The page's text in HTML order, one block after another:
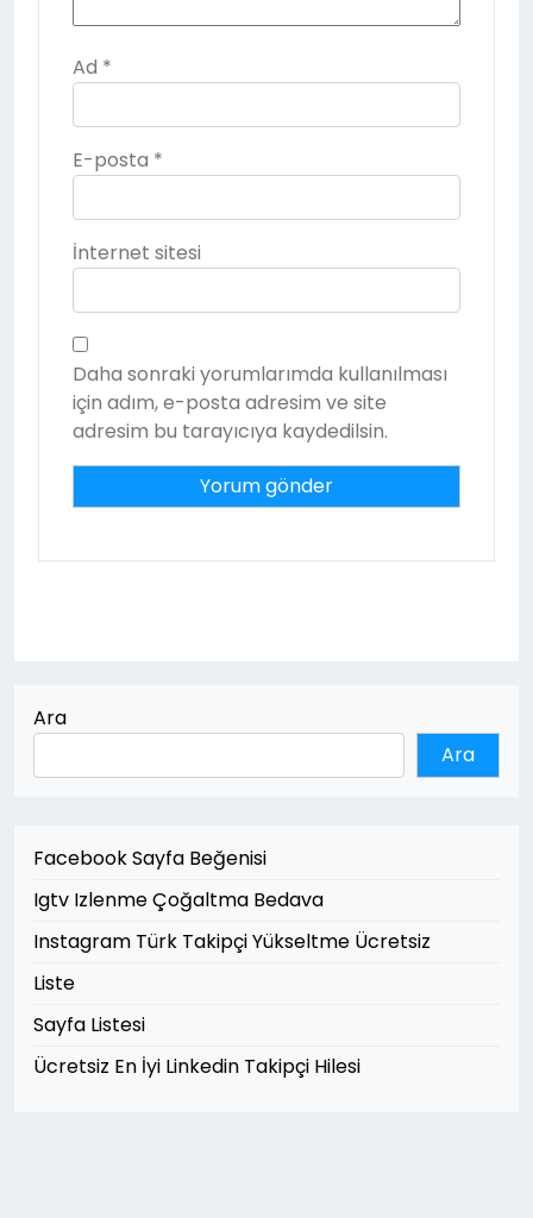
Ad *
E-posta *
İnternet sitesi
Daha sonraki yorumlarımda kullanılması
için adım, e-posta adresim ve site
adresim bu tarayıcıya kaydedilsin.
Ara
Ara
Facebook Sayfa Beğenisi
Igtv Izlenme Çoğaltma Bedava
Instagram Türk Takipçi Yükseltme Ücretsiz
Liste
Sayfa Listesi
Ücretsiz En İyi Linkedin Takipçi Hilesi